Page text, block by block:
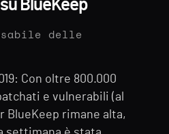
BlueKeep
delle
Con oltre 800.000
e vulnerabili (al
BlueKeep rimane alta,